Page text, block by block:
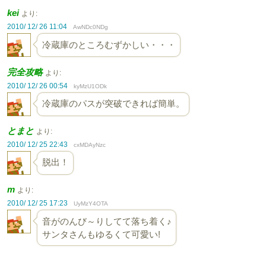
kei より:
2010/ 12/ 26 11:04
AwNDc0NDg
冷蔵庫のところむずかしい・・・
完全攻略 より:
2010/ 12/ 26 00:54
kyMzU1ODk
冷蔵庫のパスが突破できれば簡単。
とまと より:
2010/ 12/ 25 22:43
cxMDAyNzc
脱出！
m より:
2010/ 12/ 25 17:23
UyMzY4OTA
音がのんび～りしてて落ち着く♪
サンタさんもゆるくて可愛い!